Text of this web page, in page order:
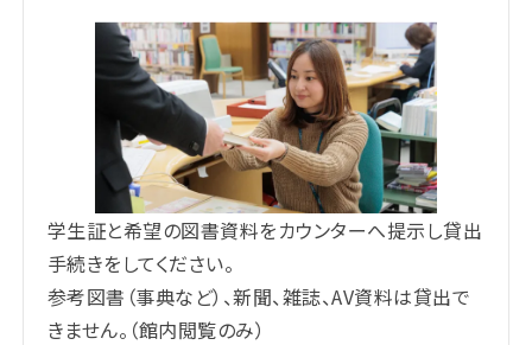
学生証と希望の図書資料をカウンターへ提示し貸出
手続きをしてください。
参考図書（事典など）、新聞、雑誌、AV資料は貸出で
きません。（館内閲覧のみ）